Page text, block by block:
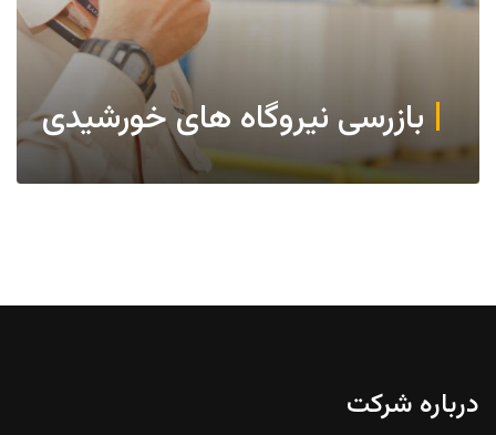
بازرسی نیروگاه های خورشیدی
درباره شرکت